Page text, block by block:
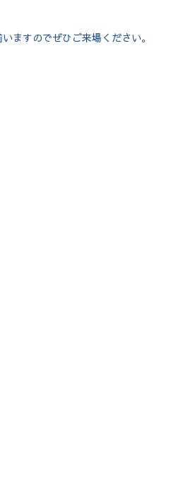
ますのでぜひご来場ください。